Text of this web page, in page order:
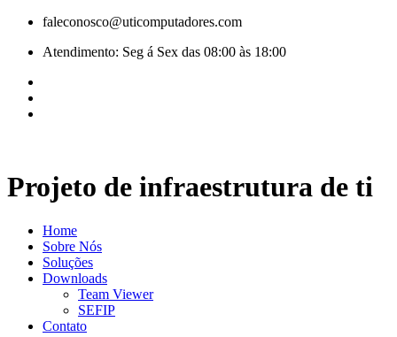
Pular
faleconosco@uticomputadores.com
Atendimento: Seg á Sex das 08:00 às 18:00
Projeto de infraestrutura de ti
Home
Sobre Nós
Soluções
Downloads
Team Viewer
SEFIP
Contato